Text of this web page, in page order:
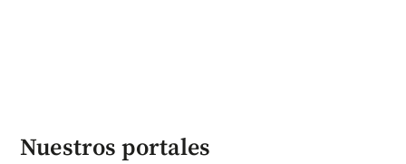
Nuestros portales